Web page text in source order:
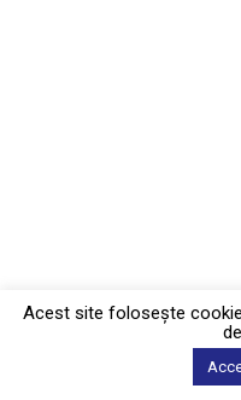
Acest site foloseşte